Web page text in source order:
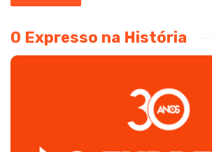
O Expresso na História